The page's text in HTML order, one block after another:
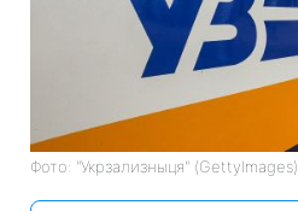
Фото: "Укрзализныця" (GettyImages)